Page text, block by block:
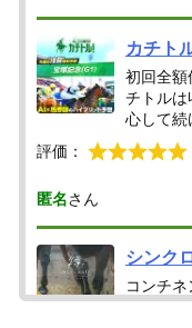
カチト
初回全額
チトルは
心して続
評価：
匿名さん
シンク
コンチ
てるなと